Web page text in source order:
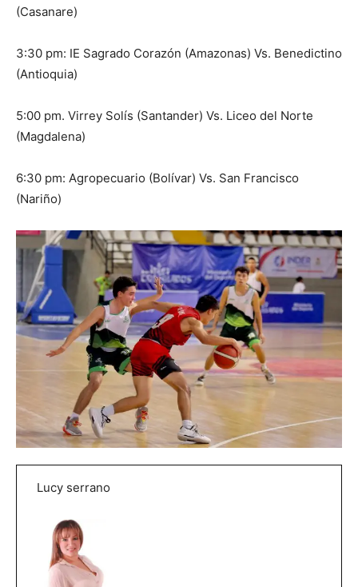
(Casanare)
3:30 pm: IE Sagrado Corazón (Amazonas) Vs. Benedictino
(Antioquia)
5:00 pm. Virrey Solís (Santander) Vs. Liceo del Norte
(Magdalena)
6:30 pm: Agropecuario (Bolívar) Vs. San Francisco
(Nariño)
Lucy serrano